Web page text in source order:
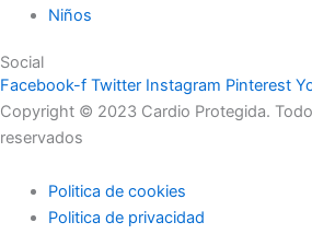
Niños
Social
Facebook-f Twitter Instagram Pinterest
Copyright © 2023 Cardio Protegida.
reservados
Politica de cookies
Politica de privacidad